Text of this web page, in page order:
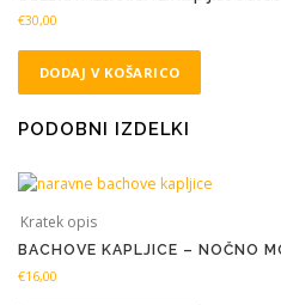
€30,00
DODAJ V KOŠARICO
PODOBNI IZDELKI
Kratek opis
BACHOVE KAPLJICE – NOČNO
€16,00